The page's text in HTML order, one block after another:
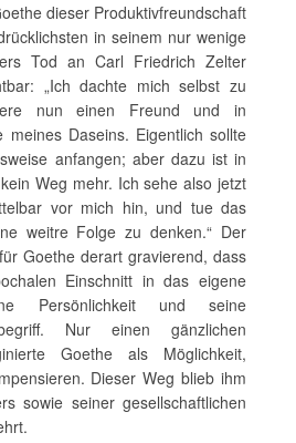
dieser Produktivfreundschaft
in seinem nur wenige
Tod an Carl Friedrich Zelter
„Ich dachte mich selbst zu
nun einen Freund und in
meines Daseins. Eigentlich sollte
anfangen; aber dazu ist in
Weg mehr. Ich sehe also jetzt
vor mich hin, und tue das
weitre Folge zu denken.“ Der
Goethe derart gravierend, dass
Einschnitt in das eigene
Persönlichkeit und seine
Nur einen gänzlichen
Goethe als Möglichkeit,
Dieser Weg blieb ihm
sowie seiner gesellschaftlichen